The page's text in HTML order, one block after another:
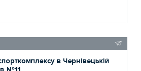
в Чернівецькій